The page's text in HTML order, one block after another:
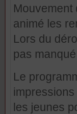
Mouvement
animé les
Lors du
pas
Le
les jeunes